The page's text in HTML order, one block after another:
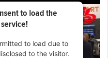
to load the
to load due to
to the visitor.